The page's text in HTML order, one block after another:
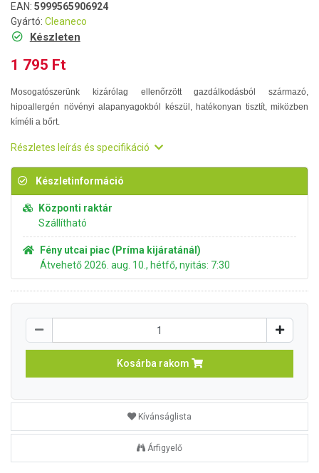
EAN: 5999565906924
Gyártó: Cleaneco
Készleten
1 795 Ft
Mosogatószerünk kizárólag ellenőrzött gazdálkodásból származó,
hipoallergén növényi alapanyagokból készül, hatékonyan tisztít, miközben
kíméli a bőrt.
Részletes leírás és specifikáció
Készletinformáció
Központi raktár
Szállítható
Fény utcai piac (Príma kijáratánál)
Átvehető 2026. aug. 10., hétfő, nyitás: 7:30
Kosárba rakom
Kívánságlista
Árfigyelő